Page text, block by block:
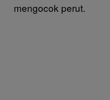
mengocok perut.